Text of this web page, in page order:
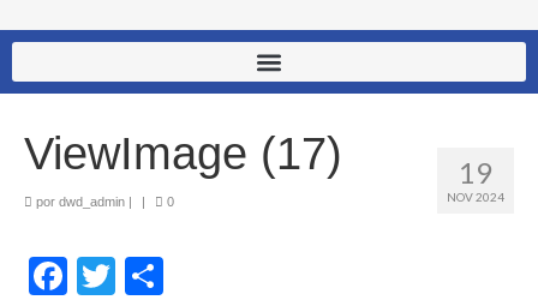
19
NOV 2024
ViewImage (17)
por dwd_admin 0
Facebook
Twitter